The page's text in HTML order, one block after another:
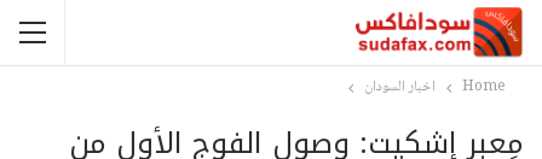
Home اخبار السودان
مِعبر إشكيت: وصول الفوج الأول من